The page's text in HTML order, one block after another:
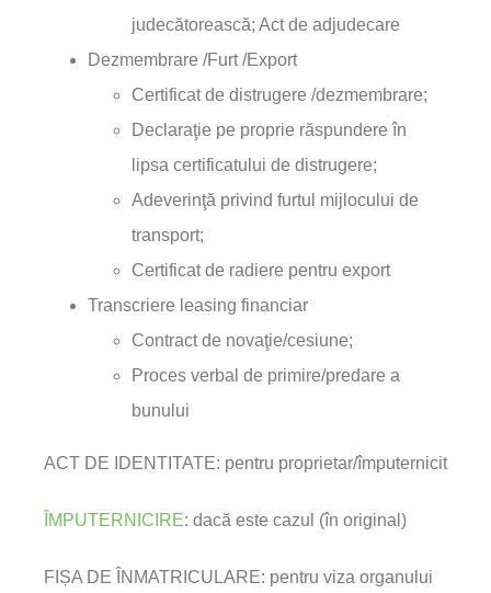
judecătorească; Act de adjudecare
Dezmembrare /Furt /Export
Certificat de distrugere /dezmembrare;
Declaraţie pe proprie răspundere în
lipsa certificatului de distrugere;
Adeverinţă privind furtul mijlocului de
transport;
Certificat de radiere pentru export
Transcriere leasing financiar
Contract de novaţie/cesiune;
Proces verbal de primire/predare a
bunului
ACT DE IDENTITATE: pentru proprietar/împuternicit
ÎMPUTERNICIRE: dacă este cazul (în original)
FIȘA DE ÎNMATRICULARE: pentru viza organului